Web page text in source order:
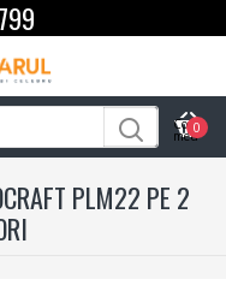
0
PLM22 PE 2